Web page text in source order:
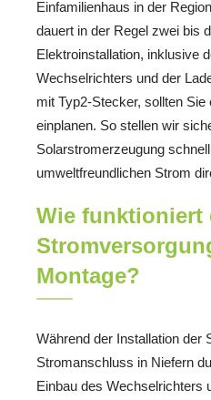
Einfamilienhaus in der
dauert in der Regel zwei bis
Elektroinstallation, inklusive
Wechselrichters und der
mit Typ2-Stecker, sollten Sie
einplanen. So stellen wir
Solarstromerzeugung
umweltfreundlichen Strom
Wie funktioniert
Montage?
Während der Installation der
Stromanschluss in Niefern
Einbau des Wechselrichters